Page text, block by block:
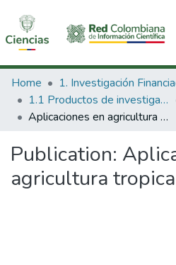
Communities & Collections
All of DSpace
Home
1.1 Productos de investigación
Aplicaciones en agricultura tropical
Publication:
agricultura